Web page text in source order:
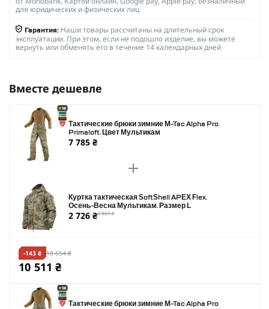
для юридических и физических лиц
Гарантия: Наши товары рассчитаны на длительный срок
эксплуатации. При этом, если не подошло изделие, вы можете
вернуть или обменять его в течение 14 календарных дней
Вместе дешевле
Тактические брюки зимние M-Tac Alpha Pro
Primaloft. Цвет Мультикам
7 785 ₴
Куртка тактическая SoftShell APEX Flex.
Осень-Весна Мультикам. Размер L
2 726 ₴2 869 ₴
-143 ₴ 10 654 ₴
10 511 ₴
Тактические брюки зимние M-Tac Alpha Pro